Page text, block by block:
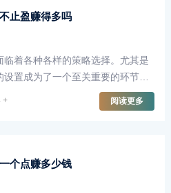
止盈赚得多吗
着各种各样的策略选择。尤其是
置成为了一个至关重要的环节。
金属交易品种之一，吸引了无数投
常在“止损不止盈”的策略中徘徊，
+ 阅读更多
个点赚多少钱